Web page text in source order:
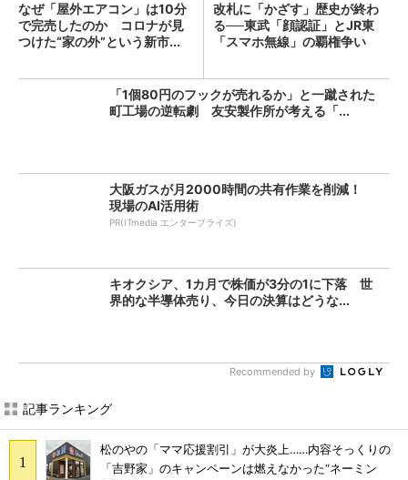
なぜ「屋外エアコン」は10分
で完売したのか コロナが見
つけた“家の外”という新市...
改札に「かざす」歴史が終わ
る──東武「顔認証」とJR東
「スマホ無線」の覇権争い
「1個80円のフックが売れるか」と一蹴された
町工場の逆転劇 友安製作所が考える「...
大阪ガスが月2000時間の共有作業を削減！
現場のAI活用術
PR(ITmedia エンタープライズ)
キオクシア、1カ月で株価が3分の1に下落 世
界的な半導体売り、今日の決算はどうな...
Recommended by
記事ランキング
松のやの「ママ応援割引」が大炎上……内容そっくりの
「吉野家」のキャンペーンは燃えなかった“ネーミン